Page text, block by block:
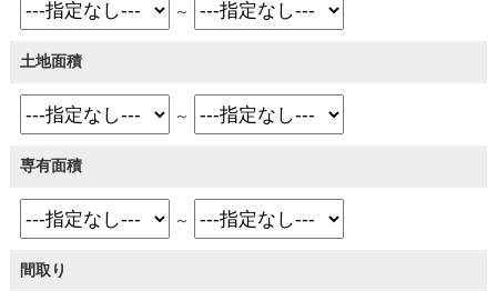
～
土地面積
～
専有面積
～
間取り